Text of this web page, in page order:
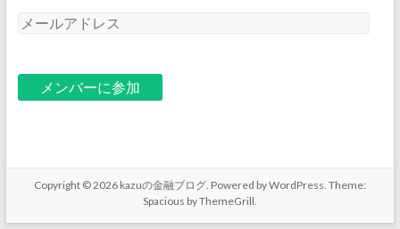
メ
Copyright © 2026 kazuの金融ブログ. Powered byWordPress. Theme:
Spacious byThemeGrill.